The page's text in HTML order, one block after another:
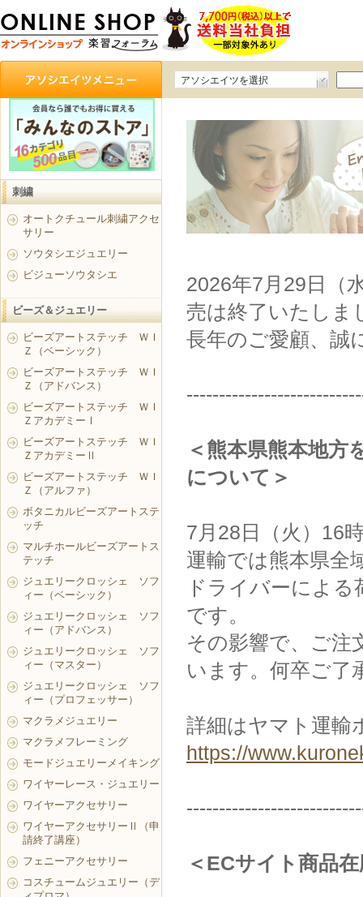
アソシエイツを選択
2026年7月29日（
売は終了いたしま
長年のご愛顧、誠
＜熊本県熊本地方
について＞
7月28日（火）16
運輸では熊本県全
ドライバーによ
です。
その影響で、ご注
います。何卒ご了
詳細はヤマト運輸
https://
＜ECサイト商品
刺繍
オートクチュール刺繍アクセ
サリー
ソウタシエジュエリー
ビジューソウタシエ
ビーズ＆ジュエリー
ビーズアートステッチ ＷＩ
Ｚ（ベーシック）
ビーズアートステッチ ＷＩ
Ｚ（アドバンス）
ビーズアートステッチ ＷＩ
ＺアカデミーⅠ
ビーズアートステッチ ＷＩ
ＺアカデミーⅡ
ビーズアートステッチ ＷＩ
Ｚ（アルファ）
ボタニカルビーズアートステ
ッチ
マルチホールビーズアートス
テッチ
ジュエリークロッシェ ソフ
ィー（ベーシック）
ジュエリークロッシェ ソフ
ィー（アドバンス）
ジュエリークロッシェ ソフ
ィー（マスター）
ジュエリークロッシェ ソフ
ィー（プロフェッサー）
マクラメジュエリー
マクラメフレーミング
モードジュエリーメイキング
ワイヤーレース・ジュエリー
ワイヤーアクセサリー
ワイヤーアクセサリーⅡ（申
請終了講座）
フェニーアクセサリー
コスチュームジュエリー（デ